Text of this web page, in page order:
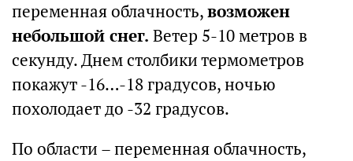
переменная облачность,возможен
небольшой снег. Ветер 5-10 метров в
секунду. Днем столбики термометров
покажут -16…-18 градусов, ночью
похолодает до -32 градусов.
По области – переменная облачность,